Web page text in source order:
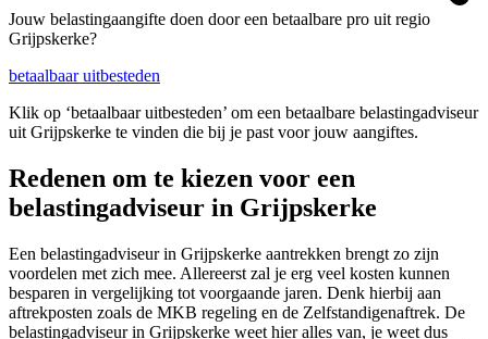
Jouw belastingaangifte doen door een betaalbare pro uit regio
Grijpskerke?
betaalbaar uitbesteden
Klik op ‘betaalbaar uitbesteden’ om een betaalbare belastingadviseur
uit Grijpskerke te vinden die bij je past voor jouw aangiftes.
Redenen om te kiezen voor een
belastingadviseur in Grijpskerke
Een belastingadviseur in Grijpskerke aantrekken brengt zo zijn
voordelen met zich mee. Allereerst zal je erg veel kosten kunnen
besparen in vergelijking tot voorgaande jaren. Denk hierbij aan
aftrekposten zoals de MKB regeling en de Zelfstandigenaftrek. De
belastingadviseur in Grijpskerke weet hier alles van, je weet dus